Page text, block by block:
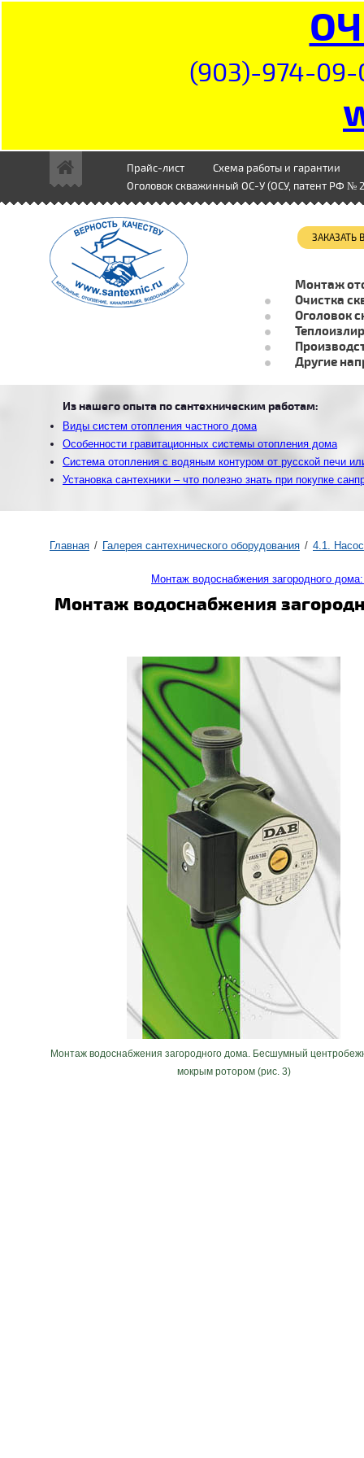
(903)-974-09-
Главная Галерея сантехнического оборудования 4.1.
Монтаж водоснабжения загородного
Монтаж водоснабжения
Монтаж водоснабжения загородного дома. Бесшумный
мокрым ротором (рис. 3)
Прайс-лист
Схема работы и гарантии
Оголовок скважинный ОС-У (ОСУ, патент РФ №
Монтаж
Очистка
Оголовок
Другие
Из нашего опыта по сантехническим работам:
Виды систем отопления частного дома
Особенности гравитационных системы отопления дома
Система отопления с водяным контуром от русской печи
Установка сантехники – что полезно знать при покупке